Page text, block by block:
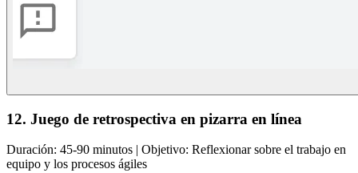
12. Juego de retrospectiva en pizarra en línea
Duración: 45-90 minutos | Objetivo: Reflexionar sobre el trabajo en
equipo y los procesos ágiles